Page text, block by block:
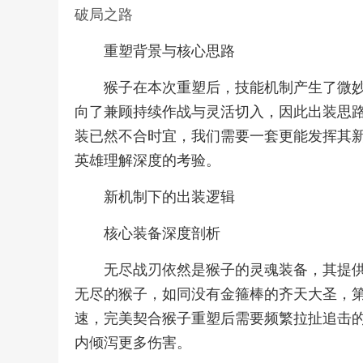
破局之路
重塑背景与核心思路
猴子在本次重塑后，技能机制产生了微
向了兼顾持续作战与灵活切入，因此出装思
装已然不合时宜，我们需要一套更能发挥其
英雄理解深度的考验。
新机制下的出装逻辑
核心装备深度剖析
无尽战刃依然是猴子的灵魂装备，其提
无尽的猴子，如同没有金箍棒的齐天大圣，
速，完美契合猴子重塑后需要频繁拉扯追击
内倾泻更多伤害。